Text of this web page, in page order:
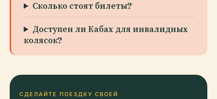
Сколько стоят билеты?
Доступен ли Кабах для инвалидных
колясок?
СДЕЛАЙТЕ ПОЕЗДКУ СВОЕЙ